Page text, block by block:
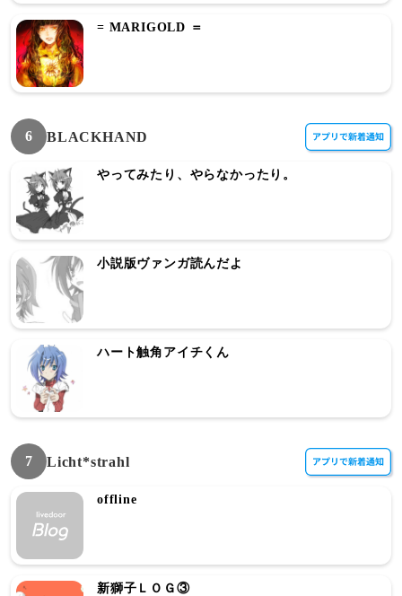
= MARIGOLD ＝
6 BLACKHAND
やってみたり、やらなかったり。
小説版ヴァンガ読んだよ
ハート触角アイチくん
7 Licht*strahl
offline
新獅子ＬＯＧ③